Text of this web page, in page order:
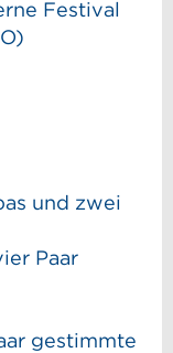
Festival
und zwei
Paar
gestimmte